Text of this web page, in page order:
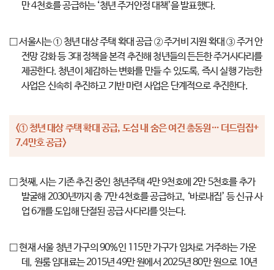
만 4천호를 공급하는 ‘청년 주거안정 대책’을 발표했다.
□ 서울시는 ① 청년 대상 주택 확대 공급 ② 주거비 지원 확대 ③ 주거 안
전망 강화 등 3대 정책을 본격 추진해 청년들의 든든한 주거사다리를
제공한다. 청년이 체감하는 변화를 만들 수 있도록, 즉시 실행 가능한
사업은 신속히 추진하고 기반 마련 사업은 단계적으로 추진한다.
<① 청년 대상 주택 확대 공급, 도심 내 숨은 여건 총동원… 더드림집+
7.4만호 공급>
□ 첫째, 시는 기존 추진 중인 청년주택 4만 9천호에 2만 5천호를 추가
발굴해 2030년까지 총 7만 4천호를 공급하고, ‘바로내집’ 등 신규 사
업 6개를 도입해 단절된 공급 사다리를 잇는다.
□ 현재 서울 청년 가구의 90%인 115만 가구가 임차로 거주하는 가운
데, 원룸 임대료는 2015년 49만 원에서 2025년 80만 원으로 10년